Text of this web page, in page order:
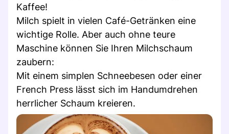
Kaffee!
Milch spielt in vielen Café-Getränken eine
wichtige Rolle. Aber auch ohne teure
Maschine können Sie Ihren Milchschaum
zaubern:
Mit einem simplen Schneebesen oder einer
French Press lässt sich im Handumdrehen
herrlicher Schaum kreieren.